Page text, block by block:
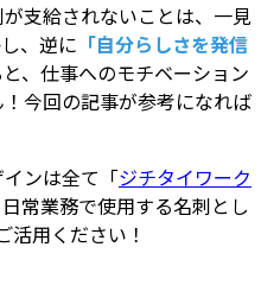
支給されないことは、一見
、逆に 「自分らしさを発信
、仕事へのモチベーション
今回の記事が参考になれば
ンは全て「ジチタイワーク
常業務で使用する名刺とし
活用ください！